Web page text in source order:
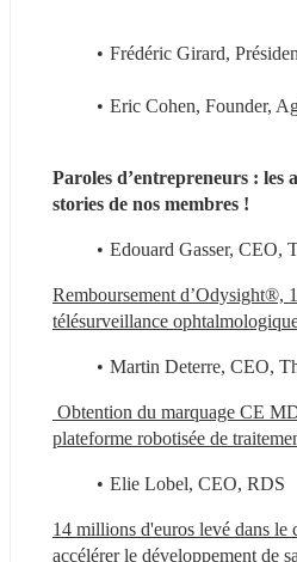
Frédéric Girard,
Eric Cohen, Founder,
Paroles d’entrepreneurs : les
stories de nos membres !
Edouard Gasser, CEO,
Remboursement d’Odysight®,
télésurveillance
Martin Deterre, CEO,
plateforme robotisée de
Elie Lobel, CEO, RDS
14 millions d'euros levé dans le
accélérer le développement de